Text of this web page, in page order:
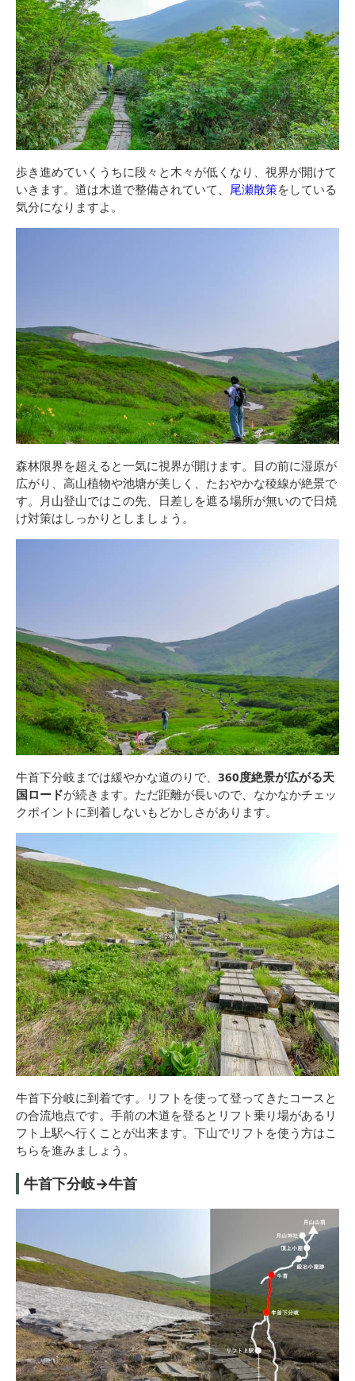
歩き進めていくうちに段々と木々が低くなり、視界が開けて
いきます。道は木道で整備されていて、 尾瀬散策をしている
気分になりますよ。
森林限界を超えると一気に視界が開けます。目の前に湿原が
広がり、高山植物や池塘が美しく、たおやかな稜線が絶景で
す。月山登山ではこの先、日差しを遮る場所が無いので日焼
け対策はしっかりとしましょう。
牛首下分岐までは緩やかな道のりで、 360度絶景が広がる天
国ロードが続きます。ただ距離が長いので、なかなかチェッ
クポイントに到着しないもどかしさがあります。
牛首下分岐に到着です。リフトを使って登ってきたコースと
の合流地点です。手前の木道を登るとリフト乗り場があるリ
フト上駅へ行くことが出来ます。下山でリフトを使う方はこ
ちらを進みましょう。
牛首下分岐→牛首